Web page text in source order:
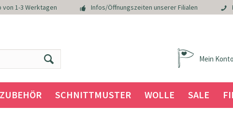
von 1-3 Werktagen Infos/Öffnungszeiten unserer Filialen
Mein Konto
SCHNITTMUSTER WOLLE SALE